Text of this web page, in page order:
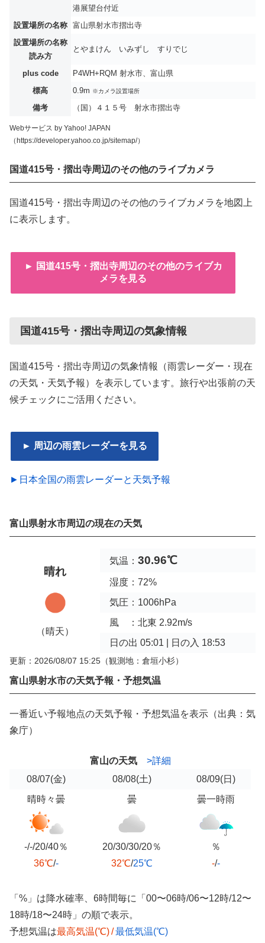
港展望台付近
設置場所の名称
富山県射水市摺出寺
設置場所の名称
読み方
とやまけん いみずし すりでじ
plus code
P4WH+RQM 射水市、富山県
標高
0.9m ※カメラ設置場所
備考 （国）４１５号 射水市摺出寺
Webサービス by Yahoo! JAPAN
（https://developer.yahoo.co.jp/sitemap/）
国道415号・摺出寺周辺のその他のライブカメラ
国道415号・摺出寺周辺のその他のライブカメラを地図上
に表示します。
► 国道415号・摺出寺周辺のその他のライブカ
メラを見る
国道415号・摺出寺周辺の気象情報
国道415号・摺出寺周辺の気象情報（雨雲レーダー・現在
の天気・天気予報）を表示しています。旅行や出張前の天
候チェックにご活用ください。
► 周辺の雨雲レーダーを見る
►日本全国の雨雲レーダーと天気予報
富山県射水市周辺の現在の天気
晴れ
（晴天）
気温： 30.96℃
湿度：72%
気圧：1006hPa
風 ：北東 2.92m/s
日の出 05:01 | 日の入 18:53
更新：2026/08/07 15:25 （観測地：倉垣小杉）
富山県射水市の天気予報・予想気温
一番近い予報地点の天気予報・予想気温を表示（出典：気
象庁）
富山の天気
>詳細
08/07(金) 08/08(土) 08/09(日)
晴時々曇
-/-/20/40％
36℃/-
曇
20/30/30/20％
32℃/25℃
曇一時雨
％
-/-
「%」は降水確率、6時間毎に「00〜06時/06〜12時/12〜
18時/18〜24時」の順で表示。
予想気温は最高気温(℃)/最低気温(℃)